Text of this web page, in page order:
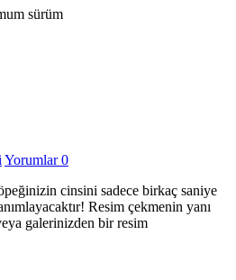
sürüm
Yorumlar0
cinsini sadece birkaç saniye
Resim çekmenin yanı
galerinizden bir resim